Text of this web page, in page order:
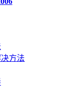
方法